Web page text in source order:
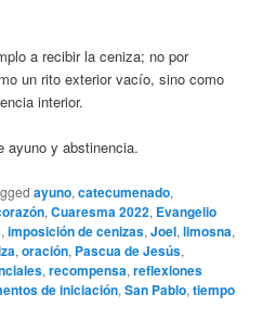
a recibir la ceniza; no por
un rito exterior vacío, sino como
interior.
ayuno y abstinencia.
ayuno,catecumenado,
,Cuaresma 2022, Evangelio
,imposición de cenizas,Joel,limosna,
,oración, Pascua de Jesús,
,recompensa,reflexiones
de iniciación,San Pablo,tiempo